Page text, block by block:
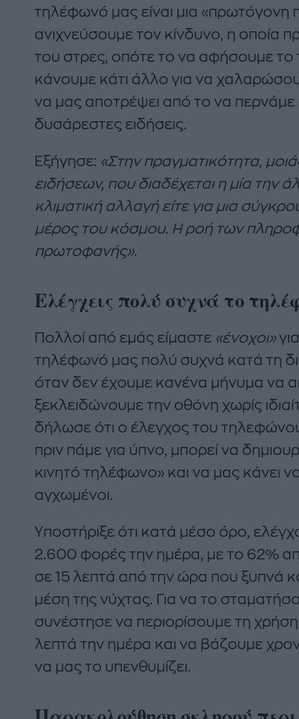
τηλέφωνό μας είναι μια «πρωτόγονη
ανιχνεύσουμε τον κίνδυνο, η οποία
του στρες, οπότε το να αφήσουμε
κάνουμε κάτι άλλο για να
να μας αποτρέψει από το να
δυσάρεστες ειδήσεις.
Εξήγησε: «Στην πραγματικότητα,
ειδήσεων, που διαδέχεται η μία την
κλιματική αλλαγή είτε για μια
μέρος του κόσμου. Η ροή των
πρωτοφανής».
Ελέγχεις πολύ συχνά το
Πολλοί από εμάς είμαστε «ένοχοι»
τηλέφωνό μας πολύ συχνά κατά τη
όταν δεν έχουμε κανένα μήνυμα να
ξεκλειδώνουμε την οθόνη χωρίς
δήλωσε ότι ο έλεγχος του
πριν πάμε για ύπνο, μπορεί να
κινητό τηλέφωνο» και να μας κάνει
αγχωμένοι.
Υποστήριξε ότι κατά μέσο όρο,
2.600 φορές την ημέρα, με το 62%
σε 15 λεπτά από την ώρα που ξυπνά
μέση της νύχτας. Για να το
συνέστησε να περιορίσουμε τη
λεπτά την ημέρα και να βάζουμε
να μας το υπενθυμίζει.